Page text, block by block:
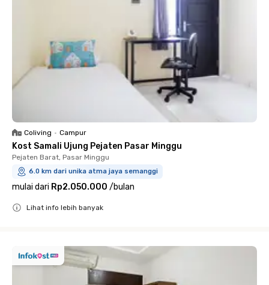
Coliving • Campur
Kost Samali Ujung Pejaten Pasar Minggu
Pejaten Barat, Pasar Minggu
6.0 km dari unika atma jaya semanggi
mulai dari Rp2.050.000 /bulan
Lihat info lebih banyak